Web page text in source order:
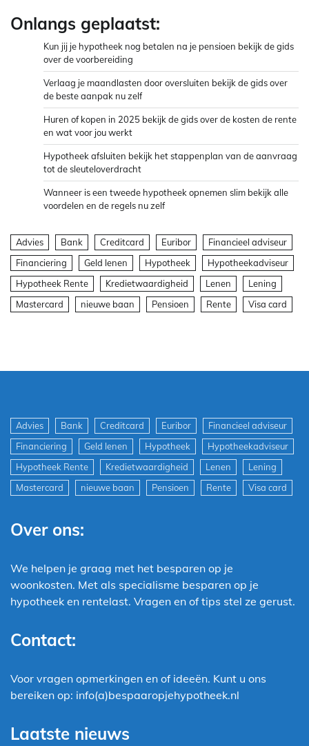
Onlangs geplaatst:
Kun jij je hypotheek nog betalen na je pensioen bekijk de gids
over de voorbereiding
Verlaag je maandlasten door oversluiten bekijk de gids over
de beste aanpak nu zelf
Huren of kopen in 2025 bekijk de gids over de kosten de rente
en wat voor jou werkt
Hypotheek afsluiten bekijk het stappenplan van de aanvraag
tot de sleuteloverdracht
Wanneer is een tweede hypotheek opnemen slim bekijk alle
voordelen en de regels nu zelf
Advies Bank Creditcard Euribor
Financieel adviseur
Financiering
Geld lenen Hypotheek
Hypotheekadviseur
Hypotheek Rente
Kredietwaardigheid Lenen
Lening
Mastercard
nieuwe baan Pensioen Rente Visa card
Advies Bank Creditcard Euribor
Financieel adviseur
Financiering
Geld lenen Hypotheek
Hypotheekadviseur
Hypotheek Rente
Kredietwaardigheid Lenen
Lening
Mastercard
nieuwe baan Pensioen Rente Visa card
Over ons:
We helpen je graag met het besparen op je
woonkosten. Met als specialisme besparen op je
hypotheek en rentelast. Vragen en of tips stel ze gerust.
Contact:
Voor vragen opmerkingen en of ideeën. Kunt u ons
bereiken op: info(a)bespaaropjehypotheek.nl
Laatste nieuws